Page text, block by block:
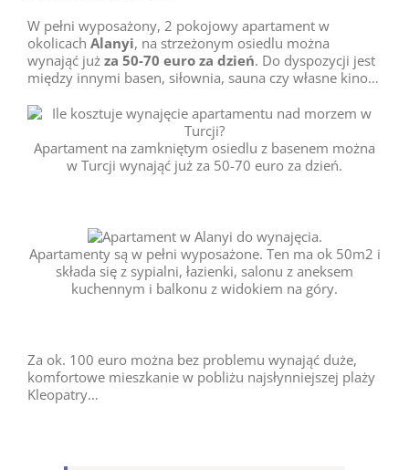
W pełni wyposażony, 2 pokojowy apartament w
okolicach Alanyi, na strzeżonym osiedlu można
wynająć już za 50-70 euro za dzień. Do dyspozycji jest
między innymi basen, siłownia, sauna czy własne kino…
Apartament na zamkniętym osiedlu z basenem można
w Turcji wynająć już za 50-70 euro za dzień.
Apartamenty są w pełni wyposażone. Ten ma ok 50m2 i
składa się z sypialni, łazienki, salonu z aneksem
kuchennym i balkonu z widokiem na góry.
Za ok. 100 euro można bez problemu wynająć duże,
komfortowe mieszkanie w pobliżu najsłynniejszej plaży
Kleopatry…